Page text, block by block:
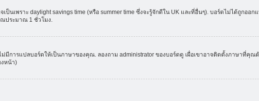
นเพราะ daylight savings time (หรือ summer time ซึ่งจะรู้จักดีใน UK และที่อื่นๆ). บอร์ดไม่ได้ถูกออ
ประมาณ 1 ชั่วโมง.
มีการแปลบอร์ดให้เป็นภาษาของคุณ. ลองถาม administrator ของบอร์ดดู เผื่อเขาอาจติดตั้งภาษาที่
หน้า)